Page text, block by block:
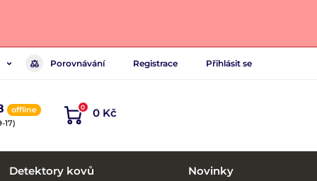
Porovnávání Registrace Přihlásit se
offline
17)
0 0 Kč
Detektory kovů Novinky